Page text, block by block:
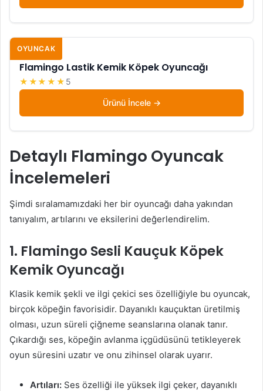
OYUNCAK
Flamingo Lastik Kemik Köpek Oyuncağı
★★★★★ 5
Ürünü İncele
Detaylı Flamingo Oyuncak
İncelemeleri
Şimdi sıralamamızdaki her bir oyuncağı daha yakından
tanıyalım, artılarını ve eksilerini değerlendirelim.
1. Flamingo Sesli Kauçuk Köpek
Kemik Oyuncağı
Klasik kemik şekli ve ilgi çekici ses özelliğiyle bu oyuncak,
birçok köpeğin favorisidir. Dayanıklı kauçuktan üretilmiş
olması, uzun süreli çiğneme seanslarına olanak tanır.
Çıkardığı ses, köpeğin avlanma içgüdüsünü tetikleyerek
oyun süresini uzatır ve onu zihinsel olarak uyarır.
Artıları: Ses özelliği ile yüksek ilgi çeker, dayanıklı